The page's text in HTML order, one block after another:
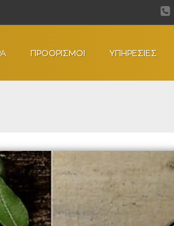
ΠΡΟΟΡΙΣΜΟΙ ΥΠΗΡΕΣΙΕΣ